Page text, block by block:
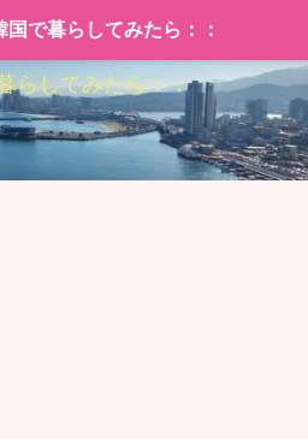
らしてみたら：：
国で暮らしてみたら：：